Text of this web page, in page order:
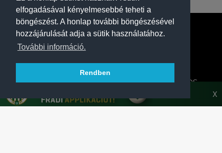
elfogadásával kényelmesebbé teheti a
böngészést. A honlap további böngészésével
hozzájárulását adja a sütik használatához.
További információ.
Rendben
A FERENCVÁROSI TORNA CLUB HIVATALOS
X